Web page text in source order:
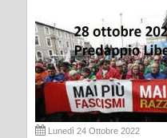
Lunedì 24 Ottobre 2022